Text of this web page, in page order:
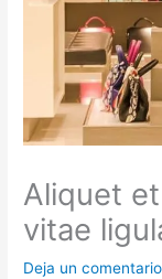
Aliquet
vitae
Deja un comentario